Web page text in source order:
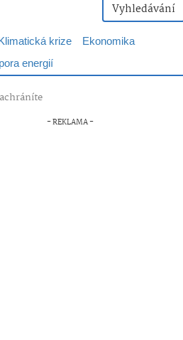
Vyhledávání
krize
Ekonomika
energií